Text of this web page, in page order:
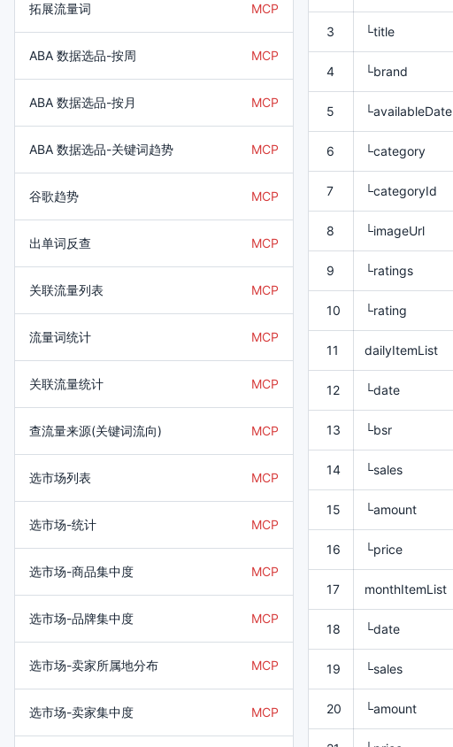
拓展流量词 MCP
ABA 数据选品-按周 MCP
ABA 数据选品-按月 MCP
ABA 数据选品-关键词趋势 MCP
谷歌趋势 MCP
出单词反查 MCP
关联流量列表 MCP
流量词统计 MCP
关联流量统计 MCP
查流量来源(关键词流向) MCP
选市场列表 MCP
选市场-统计 MCP
选市场-商品集中度 MCP
选市场-品牌集中度 MCP
选市场-卖家所属地分布 MCP
选市场-卖家集中度 MCP
3 └title
4 └brand
5 └availableDate
6 └category
7 └categoryId
8 └imageUrl
9 └ratings
10 └rating
11 dailyItemList
12 └date
13 └bsr
14 └sales
15 └amount
16 └price
17 monthItemList
18 └date
19 └sales
20 └amount